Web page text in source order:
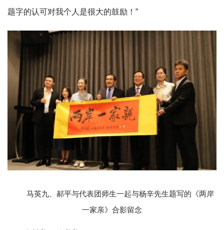
题字的认可对我个人是很大的鼓励！”
马英九、郝平与代表团师生一起与杨辛先生题写的《两岸
一家亲》合影留念